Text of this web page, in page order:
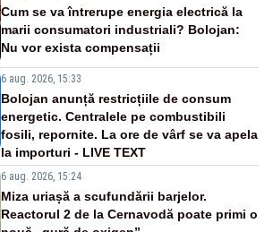
Cum se va întrerupe energia electrică la
marii consumatori industriali? Bolojan:
Nu vor exista compensații
6 aug. 2026, 15:33
Bolojan anunță restricțiile de consum
energetic. Centralele pe combustibili
fosili, repornite. La ore de vârf se va apela
la importuri - LIVE TEXT
6 aug. 2026, 15:24
Miza uriașă a scufundării barjelor.
Reactorul 2 de la Cernavodă poate primi o